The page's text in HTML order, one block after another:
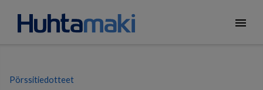
menu
Pörssitiedotteet